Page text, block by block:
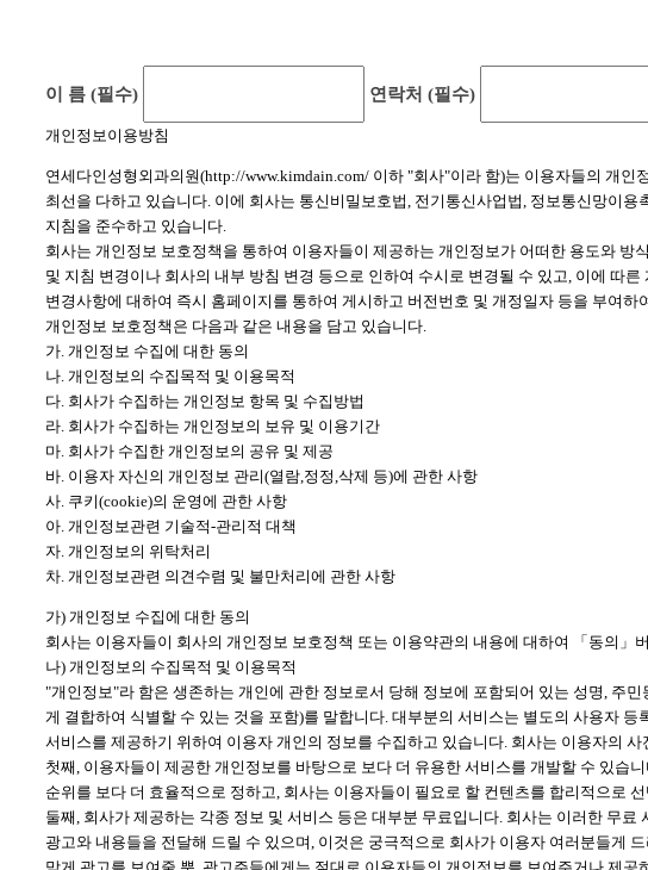
이 름 (필수) 연락처 (필수)
개인정보이용방침
연세다인성형외과의원(http://www.kimdain.com/ 이하 "회사"이라 함)는 이용자들의 개
최선을 다하고 있습니다. 이에 회사는 통신비밀보호법, 전기통신사업법, 정보통신망이
지침을 준수하고 있습니다.
회사는 개인정보 보호정책을 통하여 이용자들이 제공하는 개인정보가 어떠한 용도와
및 지침 변경이나 회사의 내부 방침 변경 등으로 인하여 수시로 변경될 수 있고, 이에 따
변경사항에 대하여 즉시 홈페이지를 통하여 게시하고 버전번호 및 개정일자 등을 부여
개인정보 보호정책은 다음과 같은 내용을 담고 있습니다.
가. 개인정보 수집에 대한 동의
나. 개인정보의 수집목적 및 이용목적
다. 회사가 수집하는 개인정보 항목 및 수집방법
라. 회사가 수집하는 개인정보의 보유 및 이용기간
마. 회사가 수집한 개인정보의 공유 및 제공
바. 이용자 자신의 개인정보 관리(열람,정정,삭제 등)에 관한 사항
사. 쿠키(cookie)의 운영에 관한 사항
아. 개인정보관련 기술적-관리적 대책
자. 개인정보의 위탁처리
차. 개인정보관련 의견수렴 및 불만처리에 관한 사항
가) 개인정보 수집에 대한 동의
회사는 이용자들이 회사의 개인정보 보호정책 또는 이용약관의 내용에 대하여 「동의
나) 개인정보의 수집목적 및 이용목적
"개인정보"라 함은 생존하는 개인에 관한 정보로서 당해 정보에 포함되어 있는 성명, 주
게 결합하여 식별할 수 있는 것을 포함)를 말합니다. 대부분의 서비스는 별도의 사용자
서비스를 제공하기 위하여 이용자 개인의 정보를 수집하고 있습니다. 회사는 이용자의
첫째, 이용자들이 제공한 개인정보를 바탕으로 보다 더 유용한 서비스를 개발할 수 있습
순위를 보다 더 효율적으로 정하고, 회사는 이용자들이 필요로 할 컨텐츠를 합리적으로
둘째, 회사가 제공하는 각종 정보 및 서비스 등은 대부분 무료입니다. 회사는 이러한 무
광고와 내용들을 전달해 드릴 수 있으며, 이것은 궁극적으로 회사가 이용자 여러분들게